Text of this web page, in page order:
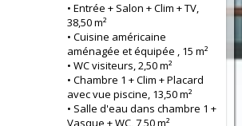
• Entrée + Salon + Clim + TV,
38,50 m²
• Cuisine américaine
aménagée et équipée , 15 m²
• WC visiteurs, 2,50 m²
• Chambre 1 + Clim + Placard
avec vue piscine, 13,50 m²
• Salle d'eau dans chambre 1 +
Vasque + WC, 7,50 m²